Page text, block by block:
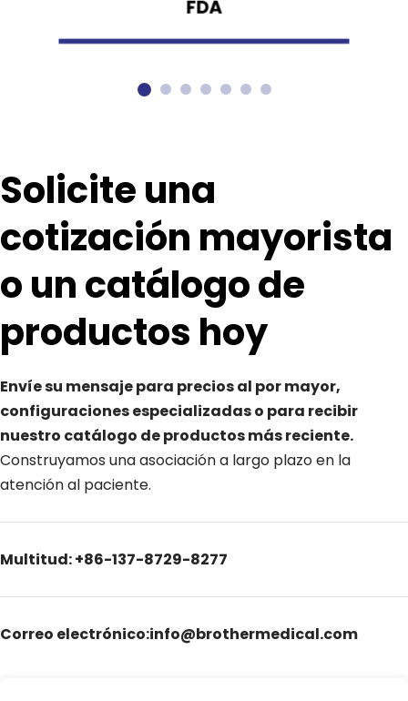
FDA
Solicite una
cotización mayorista
o un catálogo de
productos hoy
Envíe su mensaje para precios al por mayor,
configuraciones especializadas o para recibir
Construyamos una asociación a largo plazo en la
atención al paciente.
Multitud: +86-137-8729-8277
Correo electrónico:info@brothermedical.com